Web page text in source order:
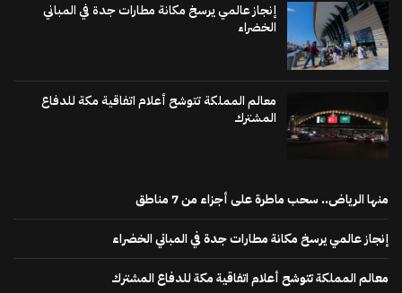
إنجاز عالمي يرسخ مكانة مطارات جدة في المباني
الخضراء
معالم المملكة تتوشح أعلام اتفاقية مكة للدفاع
المشترك
منها الرياض.. سحب ماطرة على أجزاء من 7 مناطق
إنجاز عالمي يرسخ مكانة مطارات جدة في المباني الخضراء
معالم المملكة تتوشح أعلام اتفاقية مكة للدفاع المشترك